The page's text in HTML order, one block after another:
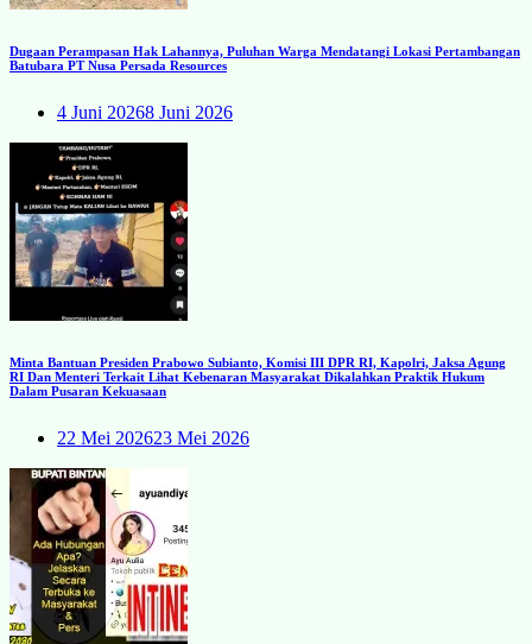
Dugaan Perampasan Hak Lahannya, Puluhan Warga Mendatangi Lokasi Pertambangan
Batubara PT Nusa Persada Resources
4 Juni 20268 Juni 2026
Minta Bantuan Presiden Prabowo Subianto, Komisi III DPR RI, Kapolri, Jaksa Agung
RI Dan Menteri Terkait Lihat Kebenaran Masyarakat Dikalahkan Praktik Hukum
Dalam Pusaran Kekuasaan
22 Mei 202623 Mei 2026